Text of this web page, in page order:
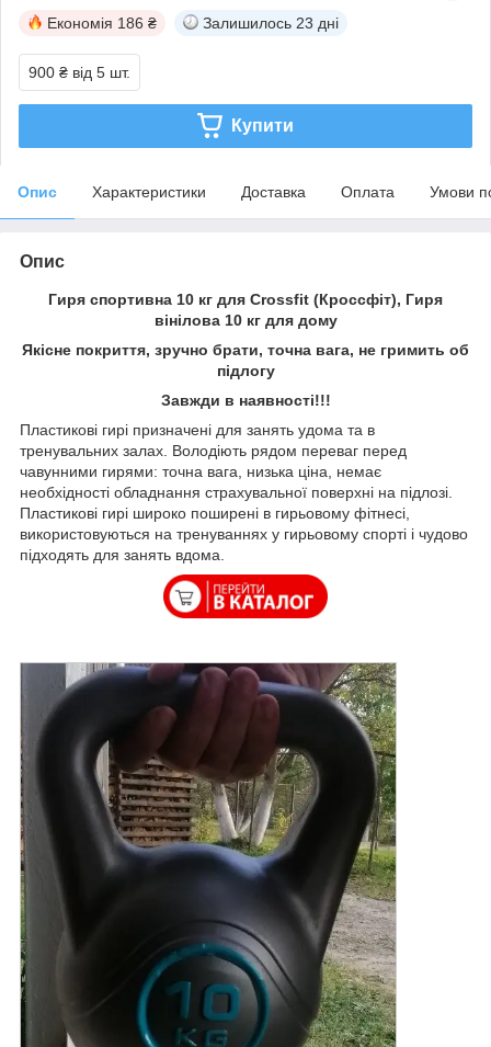
Економія 186 ₴ Залишилось 23 дні
900 ₴ від 5 шт.
Купити
Опис Характеристики Доставка Оплата Умови
Опис
Гиря спортивна 10 кг для Crossfit (Кроссфіт), Гиря
вінілова 10 кг для дому
Якісне покриття, зручно брати, точна вага, не гримить об
підлогу
Завжди в наявності!!!
Пластикові гирі призначені для занять удома та в
тренувальних залах. Володіють рядом переваг перед
чавунними гирями: точна вага, низька ціна, немає
необхідності обладнання страхувальної поверхні на підлозі.
Пластикові гирі широко поширені в гирьовому фітнесі,
використовуються на тренуваннях у гирьовому спорті і чудово
підходять для занять вдома.